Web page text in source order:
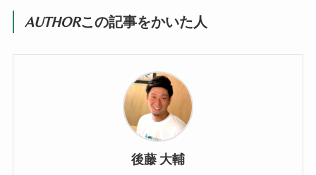
AUTHORこの記事をかいた人
後藤 大輔